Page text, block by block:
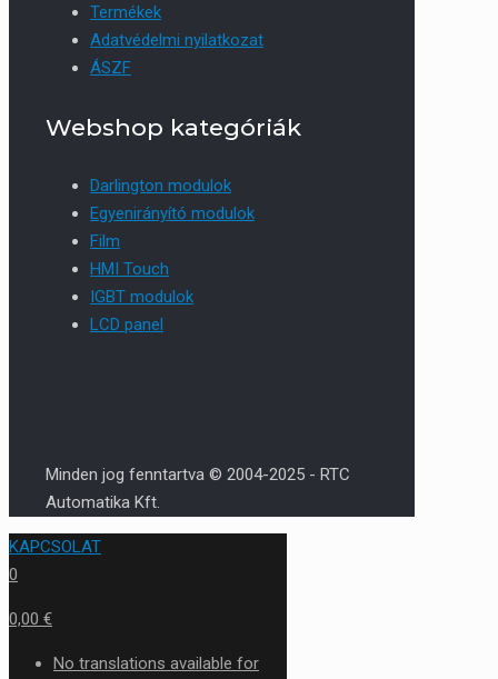
Termékek
Adatvédelmi nyilatkozat
ÁSZF
Webshop kategóriák
Darlington modulok
Egyenirányító modulok
Film
HMI Touch
IGBT modulok
LCD panel
Minden jog fenntartva © 2004-2025 - RTC
Automatika Kft.
KAPCSOLAT
0
0,00 €
No translations available for